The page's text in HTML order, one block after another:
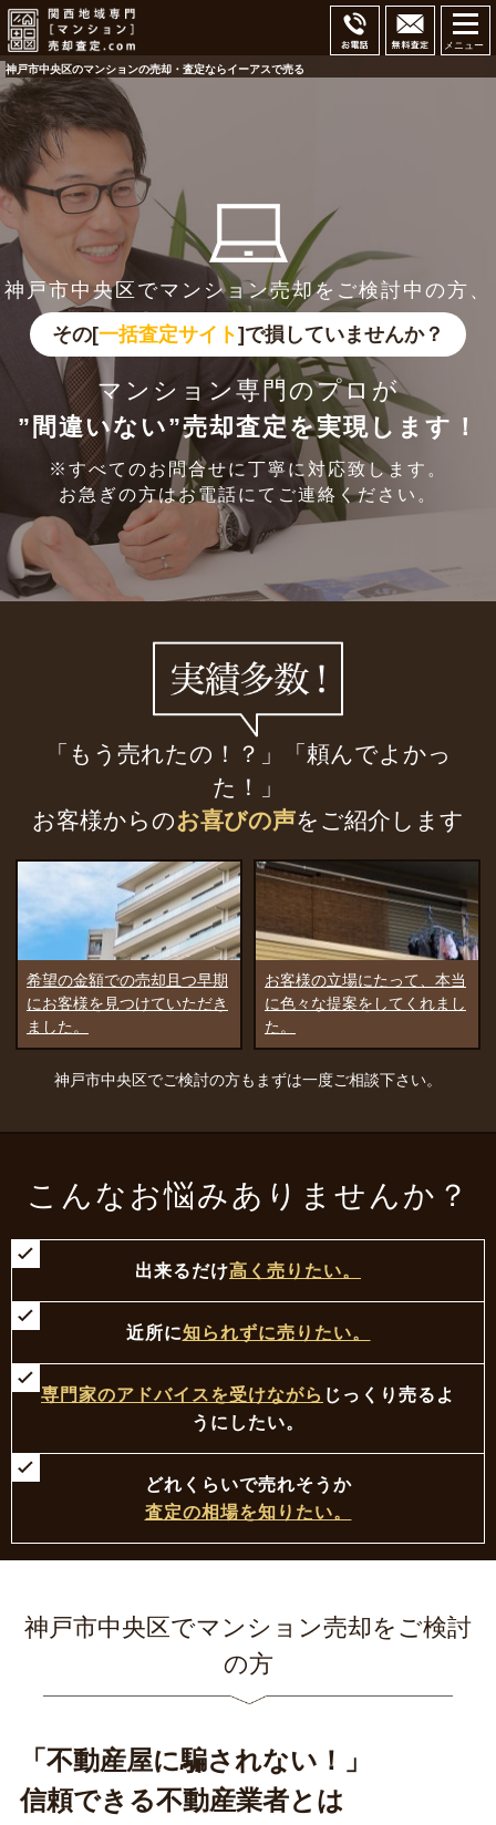
メニュー
神戸市中央区のマンションの売却・査定ならイーアスで売る
神戸市中央区でマンション売却をご検討中の方、
その[一括査定サイト]で損していませんか？
マンション専門のプロが
”間違いない”売却査定を実現します！
※すべてのお問合せに丁寧に対応致します。
お急ぎの方はお電話にてご連絡ください。
「もう売れたの！？」「頼んでよかっ
た！」
お客様からのお喜びの声をご紹介します
お客様の立場にたって、本当
に色々な提案をしてくれまし
た。
驚いたのは、すぐに買主様を
見つけてきてもらったことで
す。
神戸市中央区でご検討の方もまずは一度ご相談下さい。
こんなお悩みありませんか？
出来るだけ高く売りたい。
近所に知られずに売りたい。
専門家のアドバイスを受けながら じっくり売るよ
うにしたい。
どれくらいで売れそうか
査定の相場を知りたい。
神戸市中央区でマンション売却をご検討
の方
「不動産屋に騙されない！」
信頼できる不動産業者とは